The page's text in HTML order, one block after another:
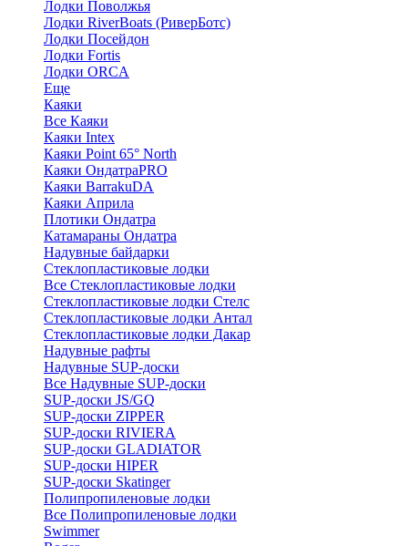
Лодки Поволжья
Лодки RiverBoats (РиверБотс)
Лодки Посейдон
Лодки Fortis
Лодки ORCA
Еще
Каяки
Все Каяки
Каяки Intex
Каяки Point 65° North
Каяки ОндатраPRO
Каяки BarrakuDA
Каяки Априла
Плотики Ондатра
Катамараны Ондатра
Надувные байдарки
Стеклопластиковые лодки
Все Стеклопластиковые лодки
Стеклопластиковые лодки Стелс
Стеклопластиковые лодки Антал
Стеклопластиковые лодки Дакар
Надувные рафты
Надувные SUP-доски
Все Надувные SUP-доски
SUP-доски JS/GQ
SUP-доски ZIPPER
SUP-доски RIVIERA
SUP-доски GLADIATOR
SUP-доски HIPER
SUP-доски Skatinger
Полипропиленовые лодки
Все Полипропиленовые лодки
Swimmer